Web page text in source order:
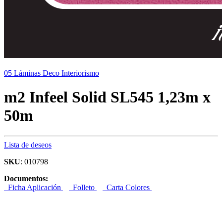
05 Láminas Deco Interiorismo
m2 Infeel Solid SL545 1,23m x
50m
Lista de deseos
SKU: 010798
Documentos:
Ficha Aplicación
Folleto Carta Colores